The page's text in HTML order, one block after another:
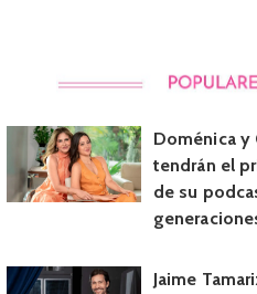
Doménica y
tendrán el
de su
Jaime